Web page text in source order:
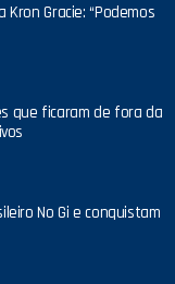
Gracie: “Podemos
que ficaram de fora da
No Gi e conquistam